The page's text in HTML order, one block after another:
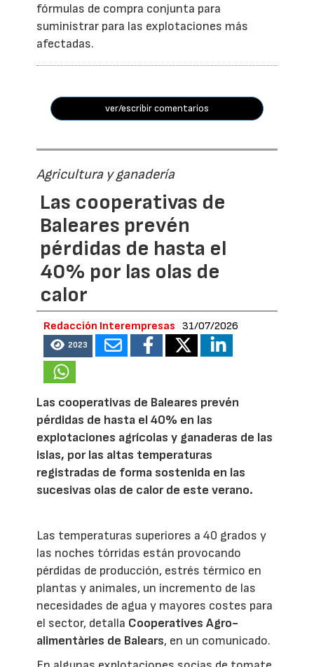
fórmulas de compra conjunta para
suministrar para las explotaciones más
afectadas.
ver/escribir comentarios
Agricultura y ganadería
Las cooperativas de
Baleares prevén
pérdidas de hasta el
40% por las olas de
calor
Redacción Interempresas 31/07/2026
2023
Las cooperativas de Baleares prevén
pérdidas de hasta el 40% en las
explotaciones agrícolas y ganaderas de las
islas, por las altas temperaturas
registradas de forma sostenida en las
sucesivas olas de calor de este verano.
Las temperaturas superiores a 40 grados y
las noches tórridas están provocando
pérdidas de producción, estrés térmico en
plantas y animales, un incremento de las
necesidades de agua y mayores costes para
el sector, detalla Cooperatives Agro-
alimentàries de Balears, en un comunicado.